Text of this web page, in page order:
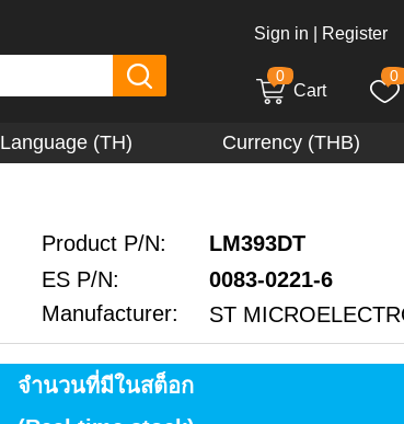
Sign in Register
0
Cart
0
Language (TH) Currency (THB)
Product P/N: LM393DT
ES P/N: 0083-0221-6
Manufacturer: ST
จำนวนที่มีในสต็อก